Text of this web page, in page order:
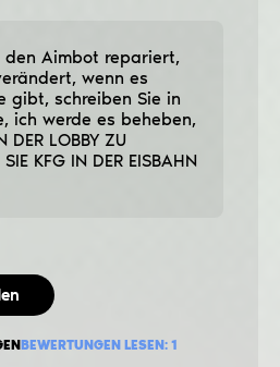
den Aimbot repariert,
wenn es
gibt, schreiben Sie in
ich werde es beheben,
DER LOBBY ZU
SIE KFG IN DER EISBAHN
BEWERTUNGEN LESEN: 1